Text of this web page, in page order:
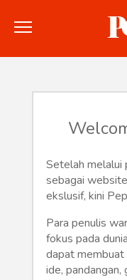
Konstitusi
Hankam
Internasional
Setelah melalui
sebagai
ekslusif, kini
Para penulis
fokus pada
dapat membuat
ide, pandangan,